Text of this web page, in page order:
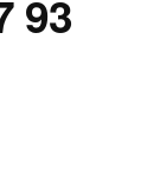
93